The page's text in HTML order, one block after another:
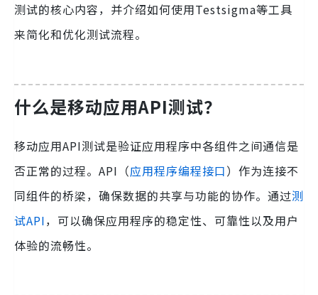
测试的核心内容，并介绍如何使用Testsigma等工具
来简化和优化测试流程。
什么是移动应用API测试？
移动应用API测试是验证应用程序中各组件之间通信是
否正常的过程。API（应用程序编程接口）作为连接不
同组件的桥梁，确保数据的共享与功能的协作。通过测
试API，可以确保应用程序的稳定性、可靠性以及用户
体验的流畅性。